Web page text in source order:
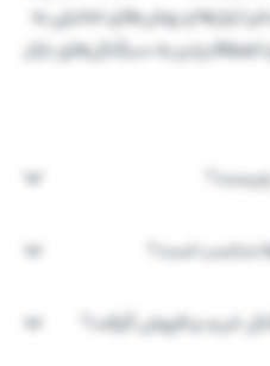
ابزارها و روش‌های تحلیلی به
به سیگنال‌های بازار
مناسب است؟
خرید و فروش گرفت؟